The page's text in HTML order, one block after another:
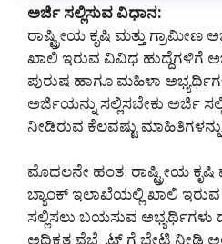
ಅರ್ಜಿ ಸಲ್ಲಿಸುವ ವಿಧಾನ:
ರಾಷ್ಟ್ರೀಯ ಕೃಷಿ ಮತ್ತು ಗ್ರಾಮೀಣ
ಖಾಲಿ ಇರುವ ವಿವಿಧ ಹುದ್ದೆಗಳಿಗೆ
ಪುರುಷ ಹಾಗೂ ಮಹಿಳಾ
ಅರ್ಜಿಯನ್ನು ಸಲ್ಲಿಸಬೇಕು ಅರ್ಜಿ
ನೀಡಿರುವ ಕೆಲವಷ್ಟು
ಮೊದಲನೇ ಹಂತ: ರಾಷ್ಟ್ರೀಯ ಕೃಷಿ
ಬ್ಯಾಂಕ್ ಇಲಾಖೆಯಲ್ಲಿ ಖಾಲಿ
ಸಲ್ಲಿಸಲು ಬಯಸುವ
ಅಧಿಕೃತ ವೆಬ್ಸೈಟ್ ಗೆ ಭೇಟಿ ನೀಡಿ